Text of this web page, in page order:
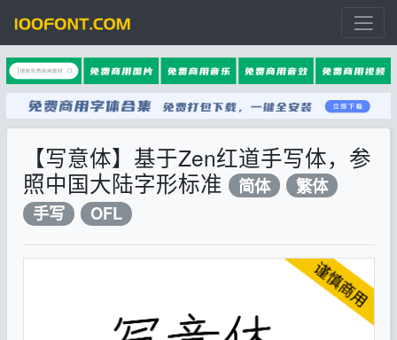
【写意体】基于Zen红道手写体，参
照中国大陆字形标准
简体
繁体
手写
OFL